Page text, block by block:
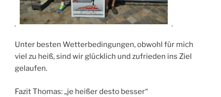
Unter besten Wetterbedingungen, obwohl für mich
viel zu heiß, sind wir glücklich und zufrieden ins Ziel
gelaufen.
Fazit Thomas: „je heißer desto besser“